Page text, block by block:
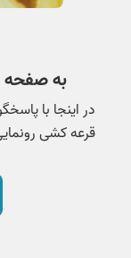
به صفحه
در اینجا با
قرعه کشی